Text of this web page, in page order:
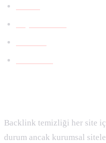
Backlink temizliği her site
durum ancak kurumsal